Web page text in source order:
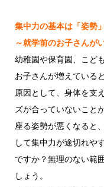
集中力の基本は「姿勢
～就学前のお子さんが
幼稚園や保育園、こど
お子さんが増えている
原因として、身体を支
ズが合っていないこと
座る姿勢が悪くなると
して集中力が途切れや
ですか？無理のない範
しょう。